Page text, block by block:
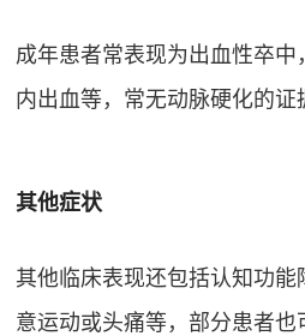
成年患者常表现为出血性卒中
内出血等，常无动脉硬化的证
其他症状
其他临床表现还包括认知功能
意运动或头痛等，部分患者也